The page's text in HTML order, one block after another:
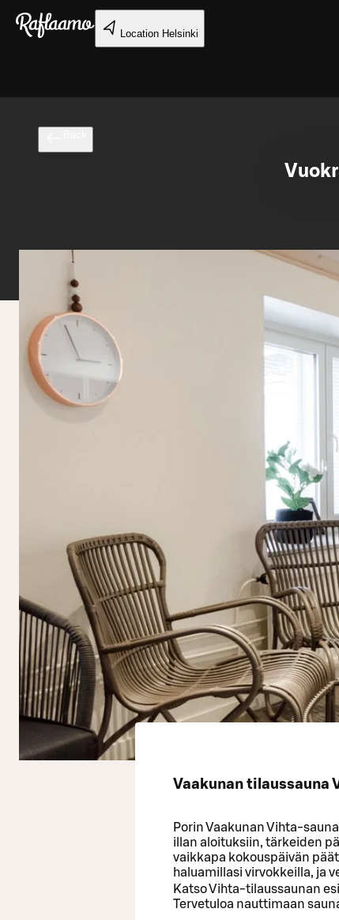
Skip to main content
Location Helsinki
Vaakunan tilaussauna
Porin Vaakunan Vihta-
illan aloituksiin, tärkeiden
vaikkapa kokouspäivän
haluamillasi virvokkeilla, ja
Katso Vihta-tilaussaunan
Tervetuloa nauttimaan